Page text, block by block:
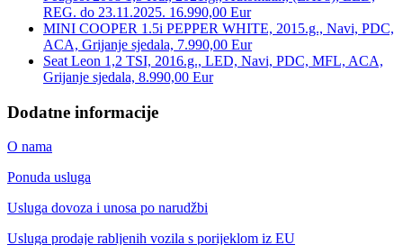
REG. do 23.11.2025. 16.990,00 Eur
MINI COOPER 1.5i PEPPER WHITE, 2015.g., Navi, PDC,
ACA, Grijanje sjedala, 7.990,00 Eur
Seat Leon 1,2 TSI, 2016.g., LED, Navi, PDC, MFL, ACA,
Grijanje sjedala, 8.990,00 Eur
Dodatne informacije
O nama
Ponuda usluga
Usluga dovoza i unosa po narudžbi
Usluga prodaje rabljenih vozila s porijeklom iz EU